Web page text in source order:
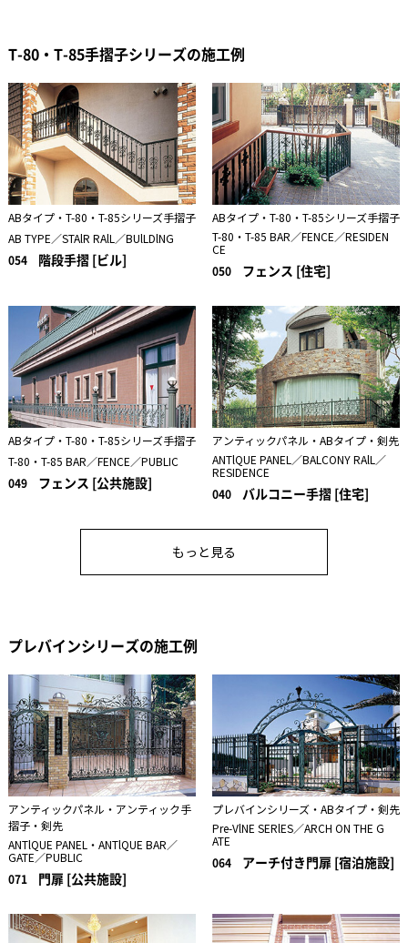
T-80・T-85手摺子シリーズの施工例
ABタイプ・T-80・T-85シリーズ手摺子
AB TYPE／STAlR RAlL／BUlLDlNG
054 階段手摺 [ビル]
ABタイプ・T-80・T-85シリーズ手摺子
T-80・T-85 BAR／FENCE／RESIDEN
CE
050 フェンス [住宅]
ABタイプ・T-80・T-85シリーズ手摺子
T-80・T-85 BAR／FENCE／PUBLIC
049 フェンス [公共施設]
アンティックパネル・ABタイプ・剣先
ANTlQUE PANEL／BALCONY RAlL／
RESIDENCE
040 バルコニー手摺 [住宅]
もっと見る
プレバインシリーズの施工例
アンティックパネル・アンティック手
摺子・剣先
ANTlQUE PANEL・ANTlQUE BAR／
GATE／PUBLIC
071 門扉 [公共施設]
プレバインシリーズ・ABタイプ・剣先
Pre-VlNE SERlES／ARCH ON THE G
ATE
064 アーチ付き門扉 [宿泊施設]